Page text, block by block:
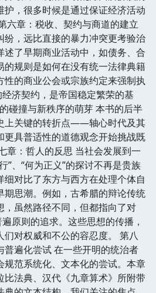
护，很多时候是通过保证经济活动
六章：税收、契约与商道的建立
纷，远比直接的暴力冲突更考验治
述了早期商业活动中，如债务、合
的规则是如何在没有统一法律典籍
性的商业公会或宗族约定来强制执
经济契约，是帝国稳定繁荣的基
碰撞与新秩序的萌芽 本书的后半
上关键的转折点——轴心时代及其
更具普适性的道德观念开始挑战既
章：哲人的反思 当社会发展到一
”、“何为正义”的探讨不再是贵族
细对比了东方与西方在处理个体自
期思潮。例如，古希腊的辩论传统
，虽然路径不同，但都指向了对
原则的追求。这些思想的传播，
们对权威和不公的容忍度。 第八
普遍化尝试 在一些开明的统治者
规范系统化、文本化的尝试。本章
比法典、汉代《九章算术》所附带